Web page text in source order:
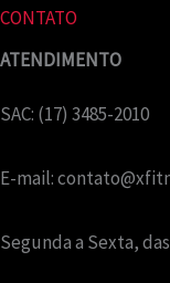
CONTATO
ATENDIMENTO
SAC: (17) 3485-2010
E-mail:
Segunda a Sexta, das